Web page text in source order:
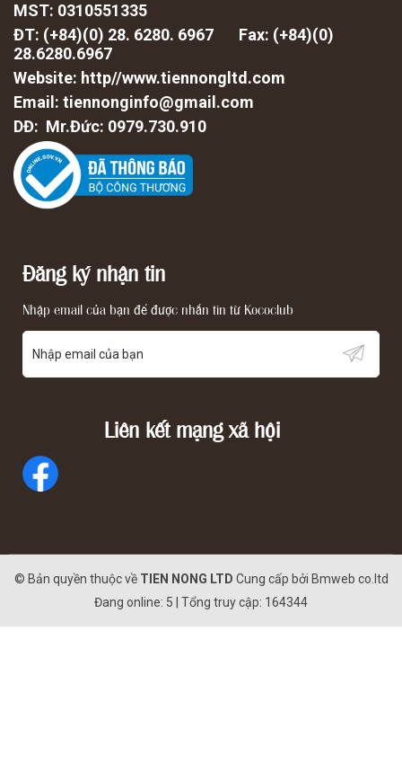
MST: 0310551335
ĐT: (+84)(0) 28. 6280. 6967 Fax: (+84)(0)
28.6280.6967
Website: http//www.tiennongltd.com
Email: tiennonginfo@gmail.com
DĐ: Mr.Đức: 0979.730.910
Đăng ký nhận tin
Nhập email của bạn để được nhắn tin từ Kococlub
Liên kết mạng xã hội
© Bản quyền thuộc về TIEN NONG LTD Cung cấp bởi Bmweb co.ltd
Đang online: 5 | Tổng truy cập: 164344